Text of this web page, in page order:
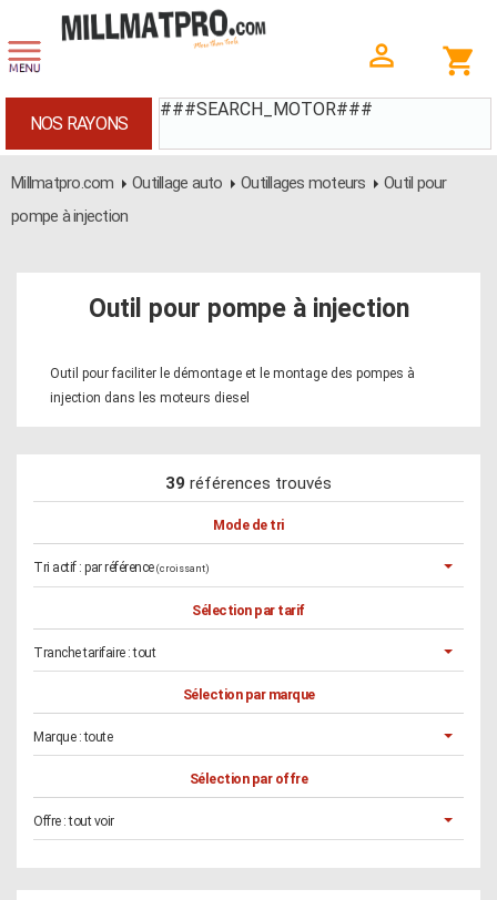
###SEARCH_MOTOR###
NOS RAYONS
Millmatpro.com Outillage auto Outillages moteurs
Outil pour
pompe à injection
Outil pour pompe à injection
Outil pour faciliter le démontage et le montage des pompes à
injection dans les moteurs diesel
39 références trouvés
Mode de tri
Tri actif : par référence (croissant)
Sélection par tarif
Tranche tarifaire :tout
Sélection par marque
Marque :toute
Sélection par offre
Offre :tout voir